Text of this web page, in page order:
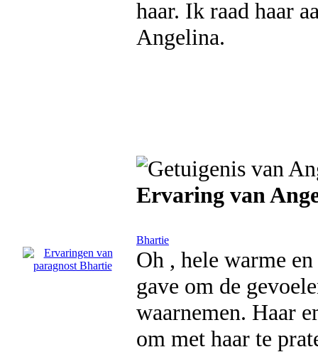
haar. Ik raad haar
Angelina.
Ervaring van
Bhartie
Oh , hele warme
gave om de
waarnemen. Haar
om met haar te